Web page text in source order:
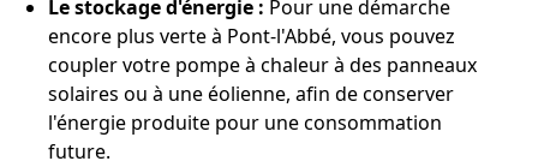
Le stockage d'énergie : Pour une démarche
encore plus verte à Pont-l'Abbé, vous pouvez
coupler votre pompe à chaleur à des panneaux
solaires ou à une éolienne, afin de conserver
l'énergie produite pour une consommation
future.